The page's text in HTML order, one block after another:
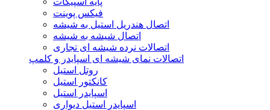
فیکس پوینت
اتصال هندریل استیل به شیشه
اتصال شیشه به شیشه
اتصالات نرده شیشه ای تجاری
اتصالات نمای شیشه ای اسپایدر و کلمپ
روتل استیل
کانکتور استیل
اسپایدر استیل
اسپایدر استیل دیواری